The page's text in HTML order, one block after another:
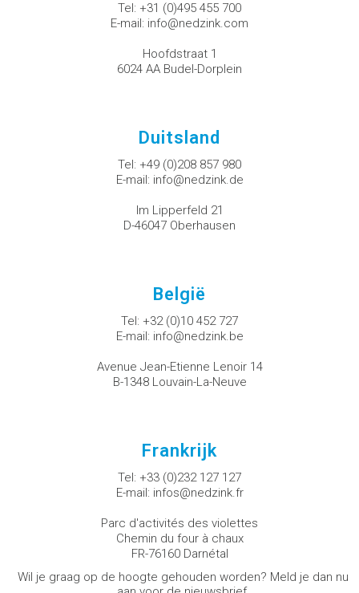
Tel: +31 (0)495 455 700
E-mail: info@nedzink.com
Hoofdstraat 1
6024 AA Budel-Dorplein
Duitsland
Tel: +49 (0)208 857 980
E-mail: info@nedzink.de
Im Lipperfeld 21
D-46047 Oberhausen
België
Tel: +32 (0)10 452 727
E-mail: info@nedzink.be
Avenue Jean-Etienne Lenoir 14
B-1348 Louvain-La-Neuve
Frankrijk
Tel: +33 (0)232 127 127
E-mail: infos@nedzink.fr
Parc d'activités des violettes
Chemin du four à chaux
FR-76160 Darnétal
Wil je graag op de hoogte gehouden worden? Meld je dan nu